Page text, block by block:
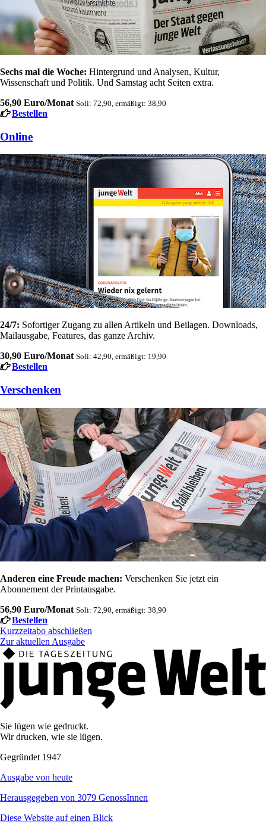
Sechs mal die Woche: Hintergrund und Analysen, Kultur,
Wissenschaft und Politik. Und Samstag acht Seiten extra.
56,90 Euro/Monat Soli: 72,90, ermäßigt: 38,90
Bestellen
Online
24/7: Sofortiger Zugang zu allen Artikeln und Beilagen. Downloads,
Mailausgabe, Features, das ganze Archiv.
30,90 Euro/Monat Soli: 42,90, ermäßigt: 19,90
Bestellen
Verschenken
Anderen eine Freude machen: Verschenken Sie jetzt ein
Abonnement der Printausgabe.
56,90 Euro/Monat Soli: 72,90, ermäßigt: 38,90
Bestellen
Kurzzeitabo abschließen
Zur aktuellen Ausgabe
Sie lügen wie gedruckt.
Wir drucken, wie sie lügen.
Gegründet 1947
Ausgabe von heute
Herausgegeben von 3079 GenossInnen
Diese Website auf einen Blick